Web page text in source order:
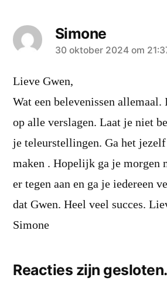
Simone
zei:
30 oktober 2024 om
Lieve Gwen,
Wat een belevenissen allemaal.
op alle verslagen. Laat je niet
je teleurstellingen. Ga het
maken . Hopelijk ga je morgen
er tegen aan en ga je iedereen
dat Gwen. Heel veel succes.
Simone
Reacties zijn gesloten.